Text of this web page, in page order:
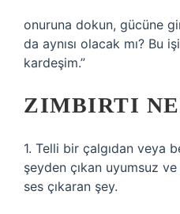
onuruna dokun, gücüne
da aynısı olacak mı? Bu
kardeşim.”
ZIMBIRTI
1. Telli bir çalgıdan veya
şeyden çıkan uyumsuz
ses çıkaran şey.